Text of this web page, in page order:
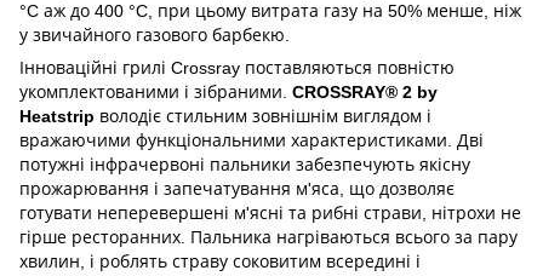
°C аж до 400 °C, при цьому витрата газу на 50% менше, ніж
у звичайного газового барбекю.
Інноваційні грилі Crossray поставляються повністю
укомплектованими і зібраними. CROSSRAY® 2 by
Heatstrip володіє стильним зовнішнім виглядом і
вражаючими функціональними характеристиками. Дві
потужні інфрачервоні пальники забезпечують якісну
прожарювання і запечатування м'яса, що дозволяє
готувати неперевершені м'ясні та рибні страви, нітрохи не
гірше ресторанних. Пальника нагріваються всього за пару
хвилин, і роблять страву соковитим всередині і